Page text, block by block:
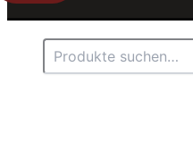
Suchen